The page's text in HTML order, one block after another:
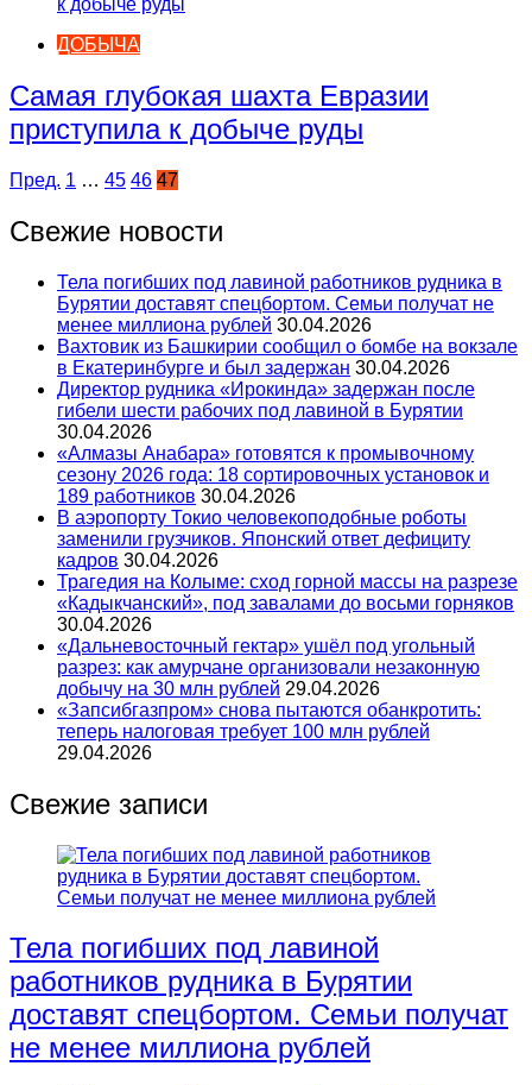
ДОБЫЧА
Самая глубокая шахта Евразии
приступила к добыче руды
Пагинация
записей
Пред. 1 … 45 46 47
Свежие новости
Тела погибших под лавиной работников рудника в
Бурятии доставят спецбортом. Семьи получат не
менее миллиона рублей 30.04.2026
Вахтовик из Башкирии сообщил о бомбе на вокзале
в Екатеринбурге и был задержан 30.04.2026
Директор рудника «Ирокинда» задержан после
гибели шести рабочих под лавиной в Бурятии
30.04.2026
«Алмазы Анабара» готовятся к промывочному
сезону 2026 года: 18 сортировочных установок и
189 работников 30.04.2026
В аэропорту Токио человекоподобные роботы
заменили грузчиков. Японский ответ дефициту
кадров 30.04.2026
Трагедия на Колыме: сход горной массы на разрезе
«Кадыкчанский», под завалами до восьми горняков
30.04.2026
«Дальневосточный гектар» ушёл под угольный
разрез: как амурчане организовали незаконную
добычу на 30 млн рублей 29.04.2026
«Запсибгазпром» снова пытаются обанкротить:
теперь налоговая требует 100 млн рублей
29.04.2026
Свежие записи
Тела погибших под лавиной
работников рудника в Бурятии
доставят спецбортом. Семьи получат
не менее миллиона рублей